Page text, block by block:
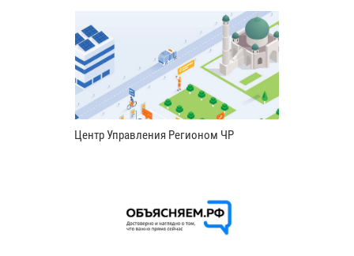
Центр Управления Регионом ЧР